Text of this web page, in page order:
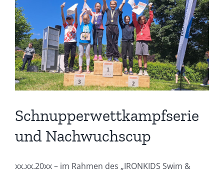
Schnupperwettkampfserie
und Nachwuchscup
xx.xx.20xx – im Rahmen des „IRONKIDS Swim &